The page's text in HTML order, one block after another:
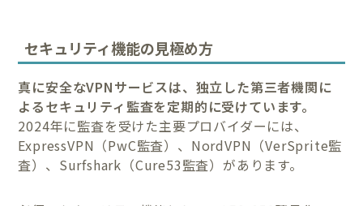
セキュリティ機能の見極め方
真に安全なVPNサービスは、独立した第三者機関に
よるセキュリティ監査を定期的に受けています。
2024年に監査を受けた主要プロバイダーには、
ExpressVPN（PwC監査）、NordVPN（VerSprite監
査）、Surfshark（Cure53監査）があります。